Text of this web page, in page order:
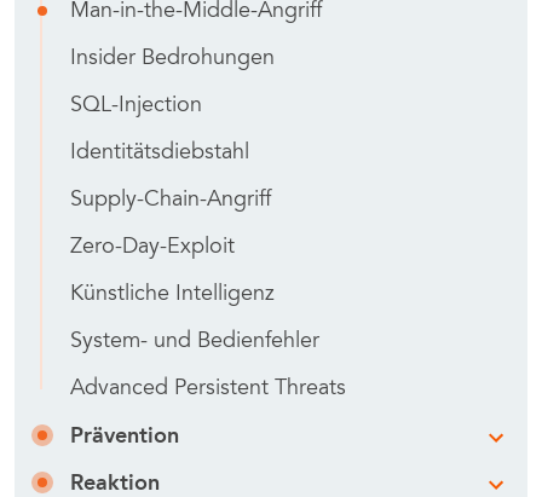
Man-in-the-Middle-Angriff
Insider Bedrohungen
SQL-Injection
Identitätsdiebstahl
Supply-Chain-Angriff
Zero-Day-Exploit
Künstliche Intelligenz
System- und Bedienfehler
Advanced Persistent Threats
Prävention
Reaktion